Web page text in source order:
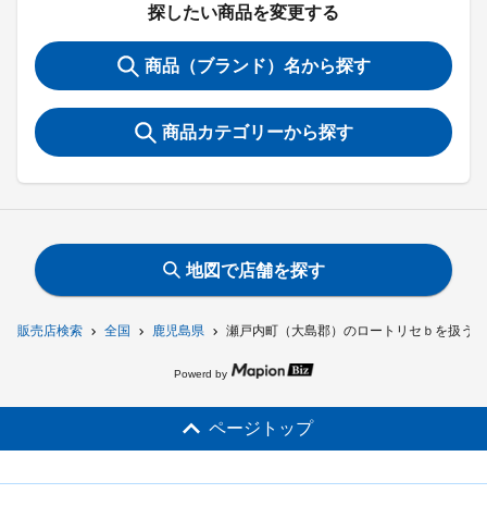
販売店検索 全国 鹿児島県 瀬戸内町（大島郡）のロートリセｂを扱う
探したい商品を変更する
商品（ブランド）名から探す
商品カテゴリーから探す
地図で店舗を探す
Powerd by
ページトップ